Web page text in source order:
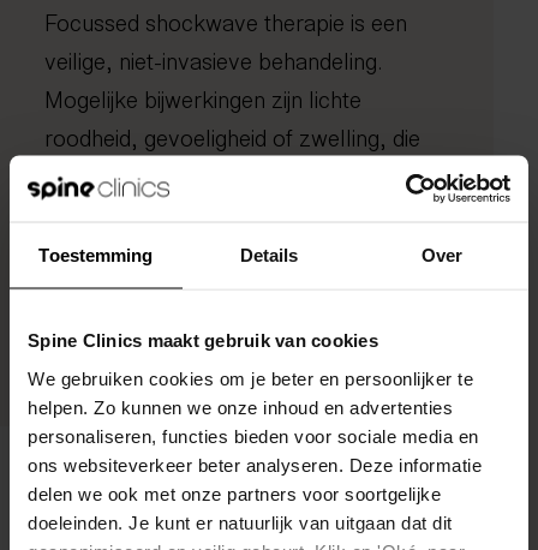
Toestemming Details Over
Spine Clinics maakt gebruik van cookies
We gebruiken cookies om je beter en persoonlijker te
helpen. Zo kunnen we onze inhoud en advertenties
personaliseren, functies bieden voor sociale media en
ons websiteverkeer beter analyseren. Deze informatie
delen we ook met onze partners voor soortgelijke
doeleinden. Je kunt er natuurlijk van uitgaan dat dit
Focussed shockwave therapie is een
veilige, niet-invasieve behandeling.
Mogelijke bijwerkingen zijn lichte
roodheid, gevoeligheid of zwelling, die
meestal snel verdwijnen. Contra-
pacemakers of
bloedstollingsproblemen, worden
vooraf besproken om de therapie veilig
af te stemmen op jouw situatie.